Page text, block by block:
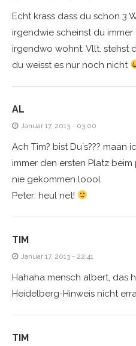
Echt krass dass du schon 3
irgendwie scheinst du
irgendwo wohnt. Vllt. stehst
du weisst es nur noch nicht
AL
Januar 17, 2013 - 03:00
Ach Tim? bist Du´s???
immer den ersten Platz
nie gekommen loool
Peter: heul net!
TIM
Januar 17, 2013 - 22:41
Hahaha mensch albert, das
Heidelberg-Hinweis nicht
TIM